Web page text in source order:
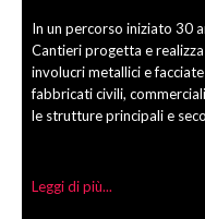
In un percorso iniziato 30
Cantieri progetta e
involucri metallici e
fabbricati civili,
le strutture principali e
Leggi di più...